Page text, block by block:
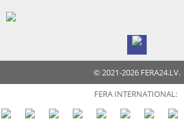
© 2021-2026 FERA24.LV.
FERA INTERNATIONAL: